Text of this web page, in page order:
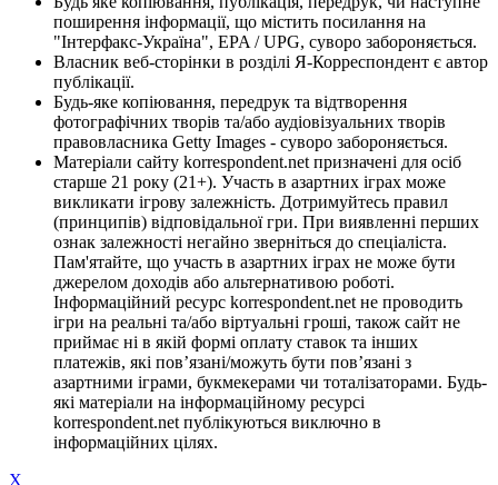
поширення інформації, що містить посилання на
"Інтерфакс-Україна", EPA / UPG, суворо забороняється.
Власник веб-сторінки в розділі Я-Корреспондент є автор
публікації.
Будь-яке копіювання, передрук та відтворення
фотографічних творів та/або аудіовізуальних творів
правовласника Getty Images - суворо забороняється.
Матеріали сайту korrespondent.net призначені для осіб
старше 21 року (21+). Участь в азартних іграх може
викликати ігрову залежність. Дотримуйтесь правил
(принципів) відповідальної гри. При виявленні перших
ознак залежності негайно зверніться до спеціаліста.
Пам'ятайте, що участь в азартних іграх не може бути
джерелом доходів або альтернативою роботі.
Інформаційний ресурс korrespondent.net не проводить
ігри на реальні та/або віртуальні гроші, також сайт не
приймає ні в якій формі оплату ставок та інших
платежів, які пов’язані/можуть бути пов’язані з
азартними іграми, букмекерами чи тоталізаторами. Будь-
які матеріали на інформаційному ресурсі
korrespondent.net публікуються виключно в
інформаційних цілях.
X